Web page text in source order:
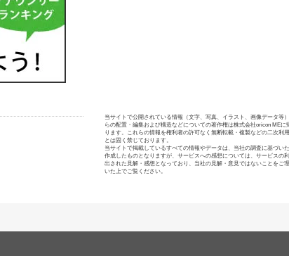
当サイトで公開されている情報（文字、写真、イラスト、画像データ等
らの配置・編集および構造などについての著作権は株式会社oricon MEに
ります。これらの情報を権利者の許可なく無断転載・複製などの二次利
とは固く禁じております。
当サイトで掲載しているすべての情報やデータは、当社の調査に基づい
作成したものとなりますが、サービスへの感想については、サービスの
出された見解・感想となっており、当社の見解・意見ではないことをご
いた上でご覧ください。